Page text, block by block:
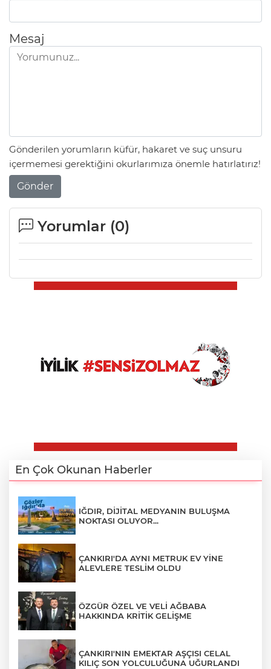
Mesaj
Gönderilen yorumların küfür, hakaret ve suç unsuru
içermemesi gerektiğini okurlarımıza önemle hatırlatırız!
Gönder
Yorumlar (0)
En Çok Okunan Haberler
IĞDIR, DİJİTAL MEDYANIN BULUŞMA
NOKTASI OLUYOR...
ÇANKIRI'DA AYNI METRUK EV YİNE
ALEVLERE TESLİM OLDU
ÖZGÜR ÖZEL VE VELİ AĞBABA
HAKKINDA KRİTİK GELİŞME
ÇANKIRI'NIN EMEKTAR AŞÇISI CELAL
KILIÇ SON YOLCULUĞUNA UĞURLANDI